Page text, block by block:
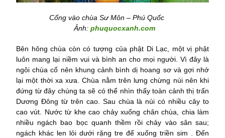
Cổng vào chùa Sư Môn – Phú Quốc
Ảnh: phuquocxanh.com
Bên hông chùa còn có tượng của phật Di Lạc, một vị phật
luôn mang lại niềm vui và bình an cho mọi người. Vì đây là
ngôi chùa cổ nên khung cảnh bình dị hoang sơ và gợi nhớ
lại một thời xa xưa. Chùa nằm trên lưng chừng núi nên khi
đứng từ đây chúng ta sẽ có thể nhìn thấy toàn cảnh thị trấn
Dương Đông từ trên cao. Sau chùa là núi có nhiều cây to
cao vút. Nước từ khe cao chảy xuống chân chùa, chia làm
nhiều ngách bao bọc quanh thềm rồi chảy vào sân sau;
ngách khác len lỏi dưới rặng tre để xuống triền sim . Đến